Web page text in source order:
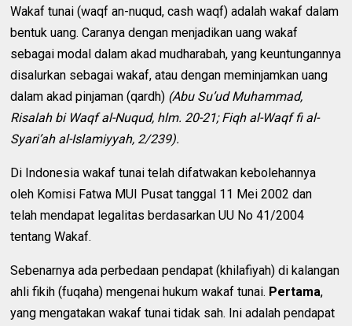
Wakaf tunai (waqf an-nuqud, cash waqf) adalah wakaf dalam
bentuk uang. Caranya dengan menjadikan uang wakaf
sebagai modal dalam akad mudharabah, yang keuntungannya
disalurkan sebagai wakaf, atau dengan meminjamkan uang
dalam akad pinjaman (qardh) (Abu Su’ud Muhammad,
Risalah bi Waqf al-Nuqud, hlm. 20-21; Fiqh al-Waqf fi al-
Syari’ah al-Islamiyyah, 2/239).
Di Indonesia wakaf tunai telah difatwakan kebolehannya
oleh Komisi Fatwa MUI Pusat tanggal 11 Mei 2002 dan
telah mendapat legalitas berdasarkan UU No 41/2004
tentang Wakaf.
Sebenarnya ada perbedaan pendapat (khilafiyah) di kalangan
ahli fikih (fuqaha) mengenai hukum wakaf tunai. Pertama,
yang mengatakan wakaf tunai tidak sah. Ini adalah pendapat